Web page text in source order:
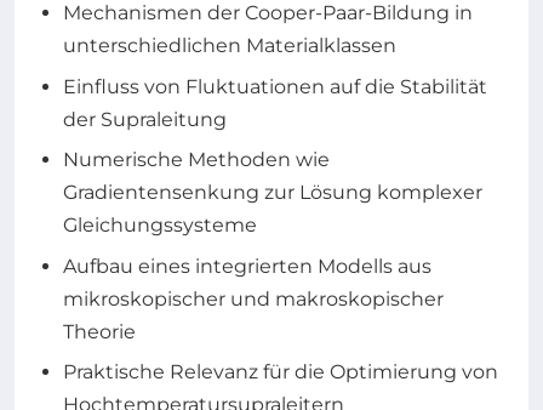
Mechanismen der Cooper-Paar-Bildung in
unterschiedlichen Materialklassen
Einfluss von Fluktuationen auf die Stabilität
der Supraleitung
Numerische Methoden wie
Gradientensenkung zur Lösung komplexer
Gleichungssysteme
Aufbau eines integrierten Modells aus
mikroskopischer und makroskopischer
Theorie
Praktische Relevanz für die Optimierung von
Hochtemperatursupraleitern